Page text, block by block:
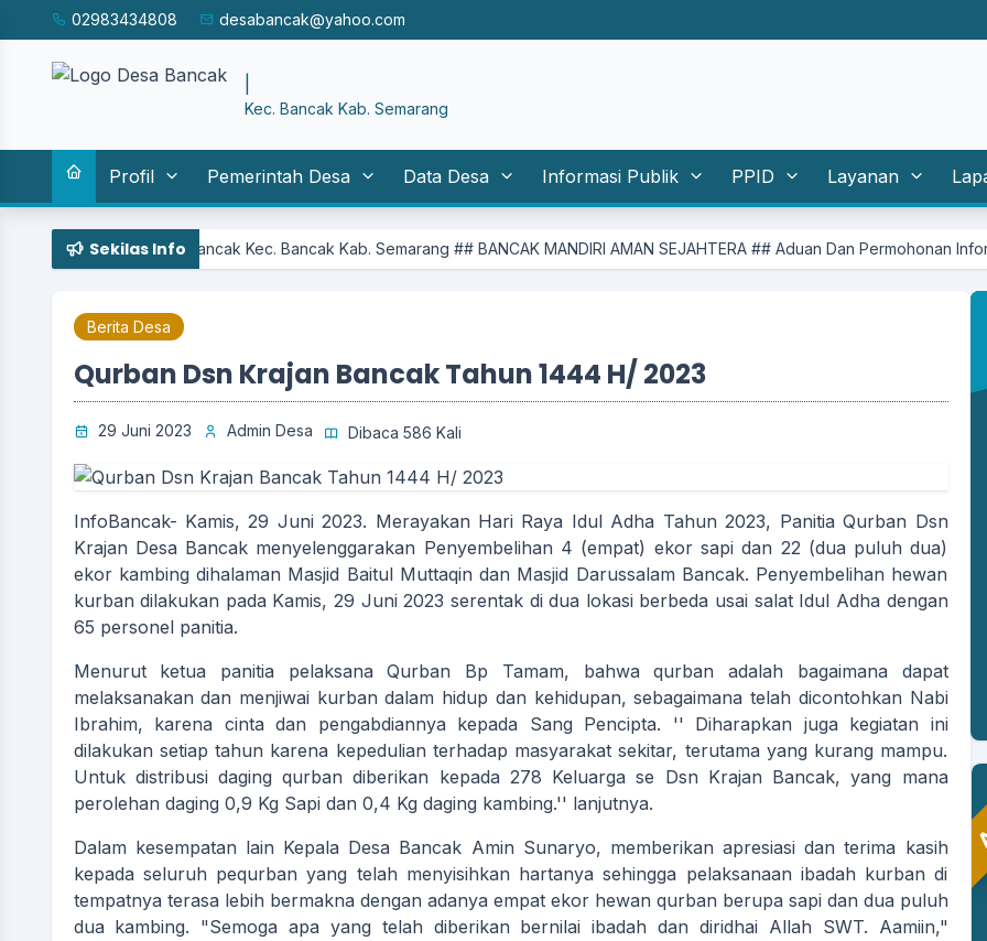
02983434808 desabancak@yahoo.com
Kec. Bancak Kab. Semarang
Profil Pemerintah Desa Data Desa Informasi Publik PPID Layanan
Sekilas Info
Desa Bancak Kec. Bancak Kab. Semarang ## BANCAK MANDIRI AMAN SEJAHTERA ## Aduan Dan Permohonan Informasi
Berita Desa
Qurban Dsn Krajan Bancak Tahun 1444 H/ 2023
29 Juni 2023 Admin Desa Dibaca 586 Kali
InfoBancak- Kamis, 29 Juni 2023. Merayakan Hari Raya Idul Adha Tahun 2023, Panitia Qurban Dsn
Krajan Desa Bancak menyelenggarakan Penyembelihan 4 (empat) ekor sapi dan 22 (dua puluh dua)
ekor kambing dihalaman Masjid Baitul Muttaqin dan Masjid Darussalam Bancak. Penyembelihan hewan
kurban dilakukan pada Kamis, 29 Juni 2023 serentak di dua lokasi berbeda usai salat Idul Adha dengan
65 personel panitia.
Menurut ketua panitia pelaksana Qurban Bp Tamam, bahwa qurban adalah bagaimana dapat
melaksanakan dan menjiwai kurban dalam hidup dan kehidupan, sebagaimana telah dicontohkan Nabi
Ibrahim, karena cinta dan pengabdiannya kepada Sang Pencipta. '' Diharapkan juga kegiatan ini
dilakukan setiap tahun karena kepedulian terhadap masyarakat sekitar, terutama yang kurang mampu.
Untuk distribusi daging qurban diberikan kepada 278 Keluarga se Dsn Krajan Bancak, yang mana
perolehan daging 0,9 Kg Sapi dan 0,4 Kg daging kambing.'' lanjutnya.
Dalam kesempatan lain Kepala Desa Bancak Amin Sunaryo, memberikan apresiasi dan terima kasih
kepada seluruh pequrban yang telah menyisihkan hartanya sehingga pelaksanaan ibadah kurban di
tempatnya terasa lebih bermakna dengan adanya empat ekor hewan qurban berupa sapi dan dua puluh
dua kambing. "Semoga apa yang telah diberikan bernilai ibadah dan diridhai Allah SWT. Aamiin,"
NUR ARIF SULISTYO S.PD
Sekretaris Desa
Belum Rekam Kehadiran
PASRIAH
Kaur Keuangan
Belum Rekam Kehadiran